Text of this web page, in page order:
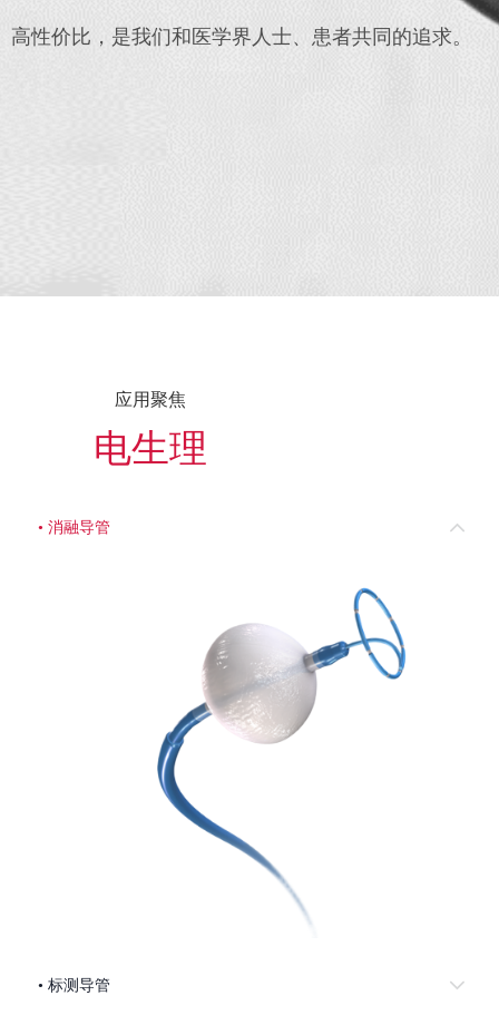
• 消融导管
• 标测导管
应用聚焦
电生理
高性价比，是我们和医学界人士、患者共同的追求。